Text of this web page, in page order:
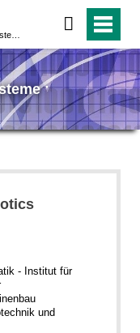
ˑ
- Institut für
und